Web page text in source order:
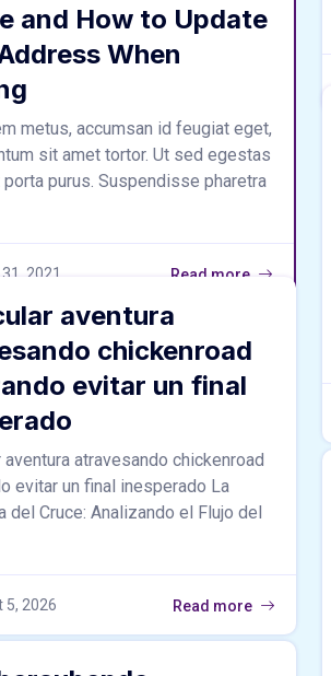
and How to Update
When
metus, accumsan id feugiat eget,
sit amet tortor. Ut sed egestas
porta purus. Suspendisse pharetra
2021 Read more
aventura
chickenroad
evitar un final
aventura atravesando chickenroad
evitar un final inesperado La
del Cruce: Analizando el Flujo del
5, 2026 Read more